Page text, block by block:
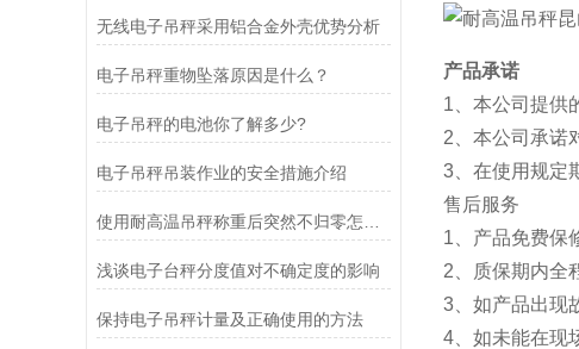
无线电子吊秤采用铝合金外壳优势分析
电子吊秤重物坠落原因是什么？
电子吊秤的电池你了解多少?
电子吊秤吊装作业的安全措施介绍
浅谈电子台秤分度值对不确定度的影响
保持电子吊秤计量及正确使用的方法
产品承诺
1、本公司提供
2、本公司承诺
3、在使用规定
售后服务
1、产品免费保
2、质保期内
3、如产品出现
4、如未能在现